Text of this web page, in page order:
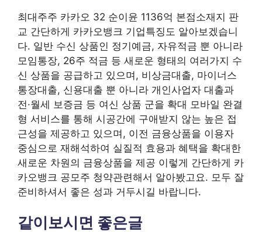
최대주주 카카오 32 순이윤 1136억 본점소재지 판
교 간단하게 카카오뱅크 기업특징도 알아보겠습니
다. 일반 수신 상품인 정기예금, 자유적금 뿐 아니라
모임통장, 26주 적금 등 새로운 형태의 여러가지 수
신 상품을 공급하고 있으며, 비상금대출, 마이너스
통장대출, 신용대출 뿐 아니라 개인사업자 대출과
전·월세 보증금 등 여신 상품 군을 확대 모바일 완결
형 서비스를 통해 시공간에 구애받지 않는 높은 접
근성을 제공하고 있으며, 이전 금융상품을 이용자
중심으로 재해석하여 실질적 효용과 혜택을 확대한
새로운 차원의 금융상품을 제공 이렇게 간단하게 카
카오뱅크 공모주 청약관련해서 알아봤고요. 모두 잘
준비하셔서 좋은 성과 거두시길 바랍니다.
같이보시면 좋은글